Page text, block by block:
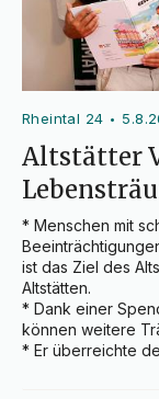
Rheintal 24 •
Altstätter
* Menschen mit
ist das Ziel des
Altstätten.
* Dank einer
können weitere
* Er überreichte